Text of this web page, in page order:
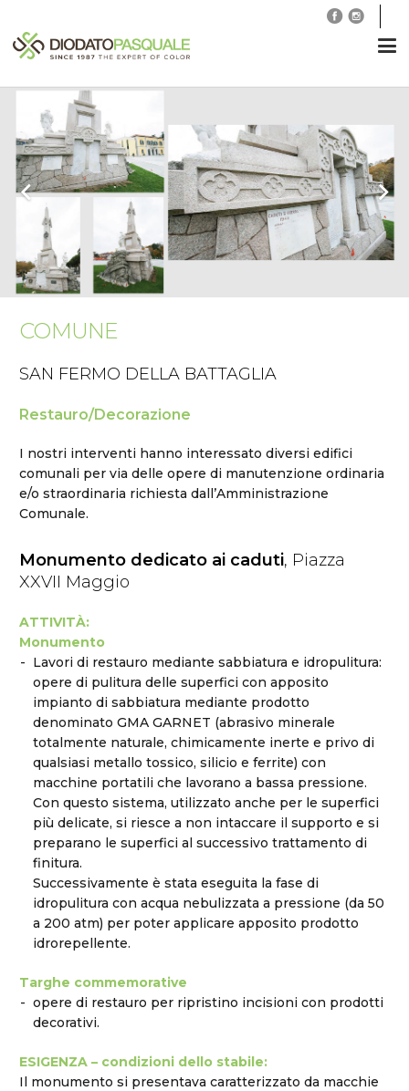
COMUNE
SAN FERMO DELLA BATTAGLIA
Restauro/Decorazione
I nostri interventi hanno interessato diversi edifici
comunali per via delle opere di manutenzione ordinaria
e/o straordinaria richiesta dall’Amministrazione
Comunale.
Monumento dedicato ai caduti, Piazza
XXVII Maggio
ATTIVITÀ:
Monumento
Lavori di restauro mediante sabbiatura e idropulitura:
opere di pulitura delle superfici con apposito
impianto di sabbiatura mediante prodotto
denominato GMA GARNET (abrasivo minerale
totalmente naturale, chimicamente inerte e privo di
qualsiasi metallo tossico, silicio e ferrite) con
macchine portatili che lavorano a bassa pressione.
Con questo sistema, utilizzato anche per le superfici
più delicate, si riesce a non intaccare il supporto e si
preparano le superfici al successivo trattamento di
finitura.
Successivamente è stata eseguita la fase di
idropulitura con acqua nebulizzata a pressione (da 50
a 200 atm) per poter applicare apposito prodotto
idrorepellente.
Targhe commemorative
opere di restauro per ripristino incisioni con prodotti
decorativi.
ESIGENZA – condizioni dello stabile:
Il monumento si presentava caratterizzato da macchie